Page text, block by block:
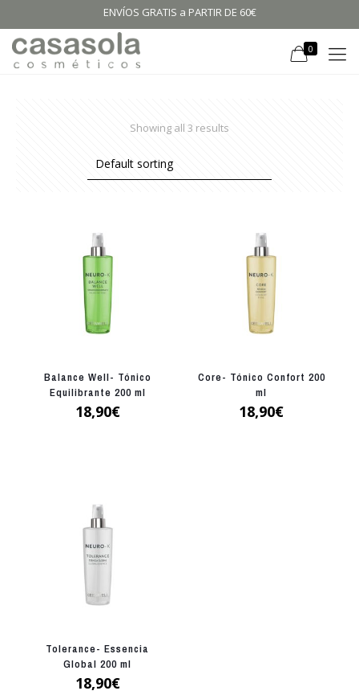
ENVÍOS GRATIS a PARTIR DE 60€
0
Showing all 3 results
Balance Well- Tónico
Equilibrante 200 ml
18,90€
Core- Tónico Confort 200
ml
18,90€
Tolerance- Essencia
Global 200 ml
18,90€